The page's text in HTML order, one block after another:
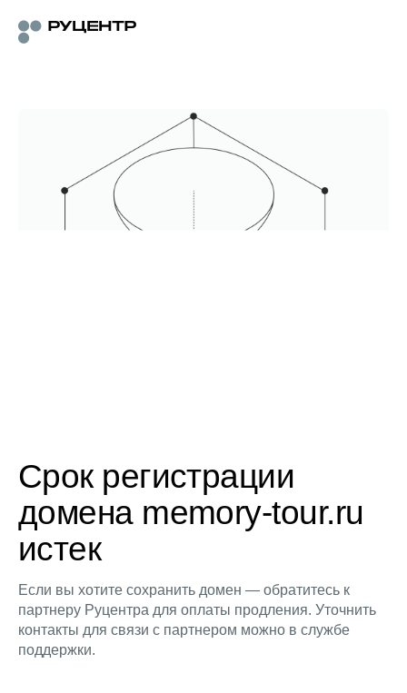
Срок регистрации
домена memory-tour.ru
истек
Если вы хотите сохранить домен — обратитесь к
партнеру Руцентра для оплаты продления. Уточнить
контакты для связи с партнером можно в службе
поддержки.